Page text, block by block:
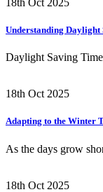
Understanding
Daylight Saving
18th Oct 2025
Adapting to the Winter
As the days grow
18th Oct 2025